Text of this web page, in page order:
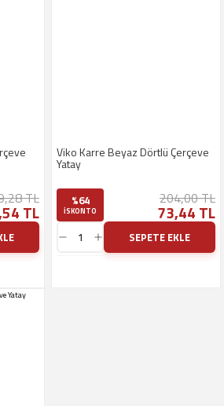
TL
TL
Viko Karre Beyaz Dörtlü Çerçeve
Yatay
%64
ISKONTO
204,00 TL
73,44 TL
SEPETE EKLE